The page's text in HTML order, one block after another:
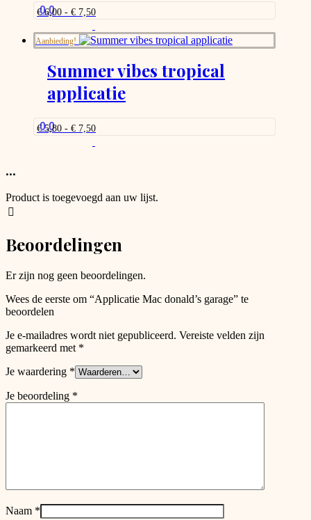
gekozen
worden
de
productpagina
0.0
€6,00 - € 7,50Prijsklasse:
tot
€ 7,50
product
heeft
meerdere
variaties.
Aanbieding!
Summer vibes tropical
applicatie
0.0
€5,80 - € 7,50Prijsklasse:
...
Product is toegevoegd aan uw lijst.
Beoordelingen
Er zijn nog geen beoordelingen.
Wees de eerste om “Applicatie Mac donald’s garage” te
beoordelen
Je e-mailadres wordt niet gepubliceerd. Vereiste velden zijn
gemarkeerd met *
Je waardering *
Je beoordeling *
Naam *